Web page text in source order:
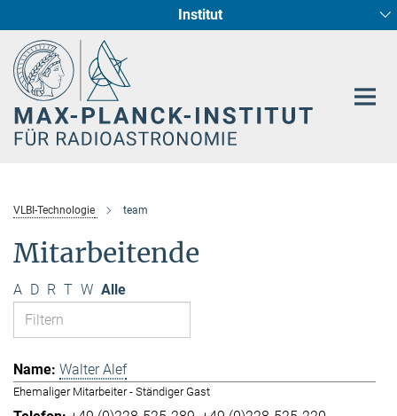
Institut
Radioastronomische Fundamentalphysik
Sternentstehung und Galaxienentwicklung
VLBI-Technologie team
Mitarbeitende
A D R T W Alle
Walter Alef
Ehemaliger Mitarbeiter - Ständiger Gast